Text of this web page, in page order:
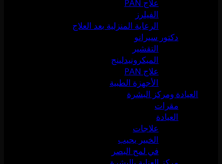
علاج PAN
الفيلرز
الرعاية المنزلية بعد العلاج
دكتور سيرانو
التقشير
الميكرونيدلينج
علاج PAN
الأجهزة الطبية
العيادة ومركز البشرة
مقرات
العيادة
علاجات
الخبير يجيب
في لمح البصر